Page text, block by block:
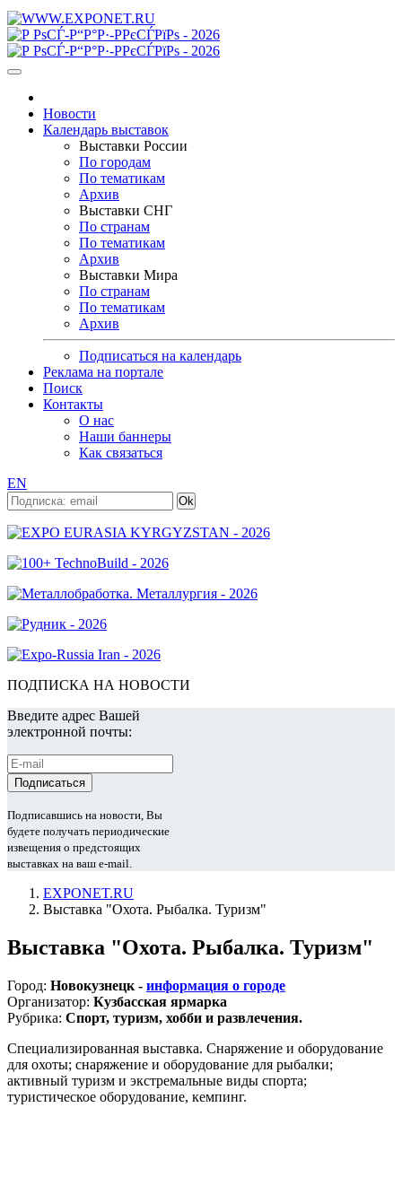
Новости
Календарь выставок
Выставки России
По городам
По тематикам
Архив
Выставки СНГ
По странам
По тематикам
Архив
Выставки Мира
По странам
По тематикам
Архив
Подписаться на календарь
Реклама на портале
Поиск
Контакты
О нас
Наши баннеры
Как связаться
EN
ПОДПИСКА НА НОВОСТИ
Введите адрес Вашей
электронной почты:
Подписавшись на новости, Вы
будете получать периодические
извещения о предстоящих
выставках на ваш e-mail.
EXPONET.RU
Выставка "Охота. Рыбалка. Туризм"
Выставка "Охота. Рыбалка. Туризм"
Город: Новокузнецк - информация о городе
Организатор: Кузбасская ярмарка
Рубрика: Спорт, туризм, хобби и развлечения.
Специализированная выставка. Снаряжение и оборудование
для охоты; снаряжение и оборудование для рыбалки;
активный туризм и экстремальные виды спорта;
туристическое оборудование, кемпинг.